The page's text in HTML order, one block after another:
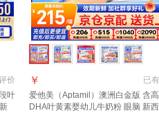
价
叶
已有
￥
爱他美（Aptamil）澳洲白金版 含
DHA叶黄素婴幼儿牛奶粉 眼脑 新